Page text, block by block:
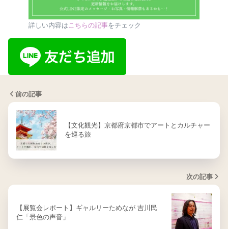
詳しい内容はこちらの記事をチェック
前の記事
【文化観光】京都府京都市でアートとカルチャー
を巡る旅
次の記事
【展覧会レポート】ギャルリーためなが 吉川民
仁「景色の声音」